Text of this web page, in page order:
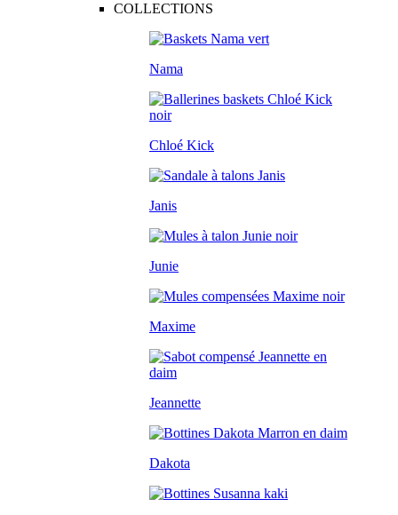
COLLECTIONS
Nama
Chloé Kick
Janis
Junie
Maxime
Jeannette
Dakota